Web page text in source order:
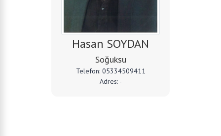
Hasan SOYDAN
Soğuksu
Telefon: 05334509411
Adres: -